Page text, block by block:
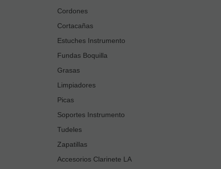
Cordones
Cortacañas
Estuches Instrumento
Fundas Boquilla
Grasas
Limpiadores
Picas
Soportes Instrumento
Tudeles
Zapatillas
Accesorios Clarinete LA